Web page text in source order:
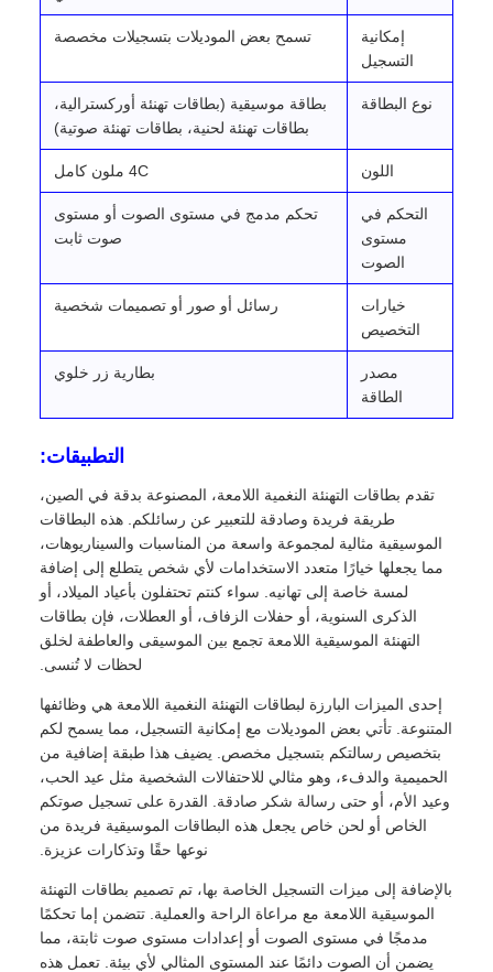
إمكانية
التسجيل
تسمح بعض الموديلات بتسجيلات مخصصة
نوع البطاقة
بطاقة موسيقية (بطاقات تهنئة أوركسترالية،
بطاقات تهنئة لحنية، بطاقات تهنئة صوتية)
اللون 4C ملون كامل
التحكم في
مستوى
الصوت
تحكم مدمج في مستوى الصوت أو مستوى
صوت ثابت
خيارات
التخصيص
رسائل أو صور أو تصميمات شخصية
مصدر
الطاقة
بطارية زر خلوي
التطبيقات:
تقدم بطاقات التهنئة النغمية اللامعة، المصنوعة بدقة في الصين،
طريقة فريدة وصادقة للتعبير عن رسائلكم. هذه البطاقات
الموسيقية مثالية لمجموعة واسعة من المناسبات والسيناريوهات،
مما يجعلها خيارًا متعدد الاستخدامات لأي شخص يتطلع إلى إضافة
لمسة خاصة إلى تهانيه. سواء كنتم تحتفلون بأعياد الميلاد، أو
الذكرى السنوية، أو حفلات الزفاف، أو العطلات، فإن بطاقات
التهنئة الموسيقية اللامعة تجمع بين الموسيقى والعاطفة لخلق
لحظات لا تُنسى.
إحدى الميزات البارزة لبطاقات التهنئة النغمية اللامعة هي وظائفها
المتنوعة. تأتي بعض الموديلات مع إمكانية التسجيل، مما يسمح لكم
بتخصيص رسالتكم بتسجيل مخصص. يضيف هذا طبقة إضافية من
الحميمية والدفء، وهو مثالي للاحتفالات الشخصية مثل عيد الحب،
وعيد الأم، أو حتى رسالة شكر صادقة. القدرة على تسجيل صوتكم
الخاص أو لحن خاص يجعل هذه البطاقات الموسيقية فريدة من
نوعها حقًا وتذكارات عزيزة.
بالإضافة إلى ميزات التسجيل الخاصة بها، تم تصميم بطاقات التهنئة
الموسيقية اللامعة مع مراعاة الراحة والعملية. تتضمن إما تحكمًا
مدمجًا في مستوى الصوت أو إعدادات مستوى صوت ثابتة، مما
يضمن أن الصوت دائمًا عند المستوى المثالي لأي بيئة. تعمل هذه